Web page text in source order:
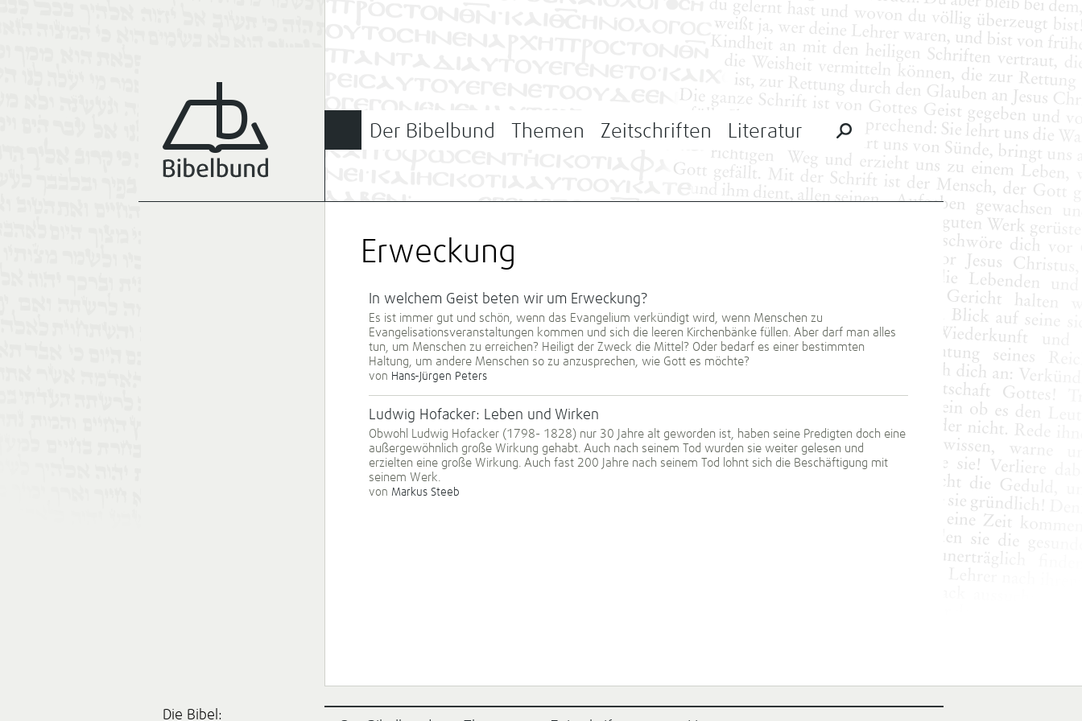
Der Bibelbund Themen Zeitschriften Literatur
Erweckung
In welchem Geist beten wir um Erweckung?
Es ist immer gut und schön, wenn das Evangelium verkündigt wird, wenn Menschen zu
Evangelisationsveranstaltungen kommen und sich die leeren Kirchenbänke füllen. Aber darf man alles
tun, um Menschen zu erreichen? Heiligt der Zweck die Mittel? Oder bedarf es einer bestimmten
Haltung, um andere Menschen so zu anzusprechen, wie Gott es möchte?
von Hans-Jürgen Peters
Ludwig Hofacker: Leben und Wirken
Obwohl Ludwig Hofacker (1798- 1828) nur 30 Jahre alt geworden ist, haben seine Predigten doch eine
außergewöhnlich große Wirkung gehabt. Auch nach seinem Tod wurden sie weiter gelesen und
erzielten eine große Wirkung. Auch fast 200 Jahre nach seinem Tod lohnt sich die Beschäftigung mit
seinem Werk.
von Markus Steeb
Die Bibel: